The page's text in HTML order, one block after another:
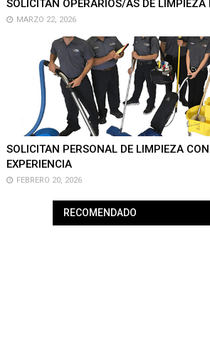
SOLICITAN OPERARIOS/AS DE LIMPIEZA
MARZO 22, 2026
SOLICITAN PERSONAL DE LIMPIEZA
EXPERIENCIA
FEBRERO 20, 2026
RECOMENDADO